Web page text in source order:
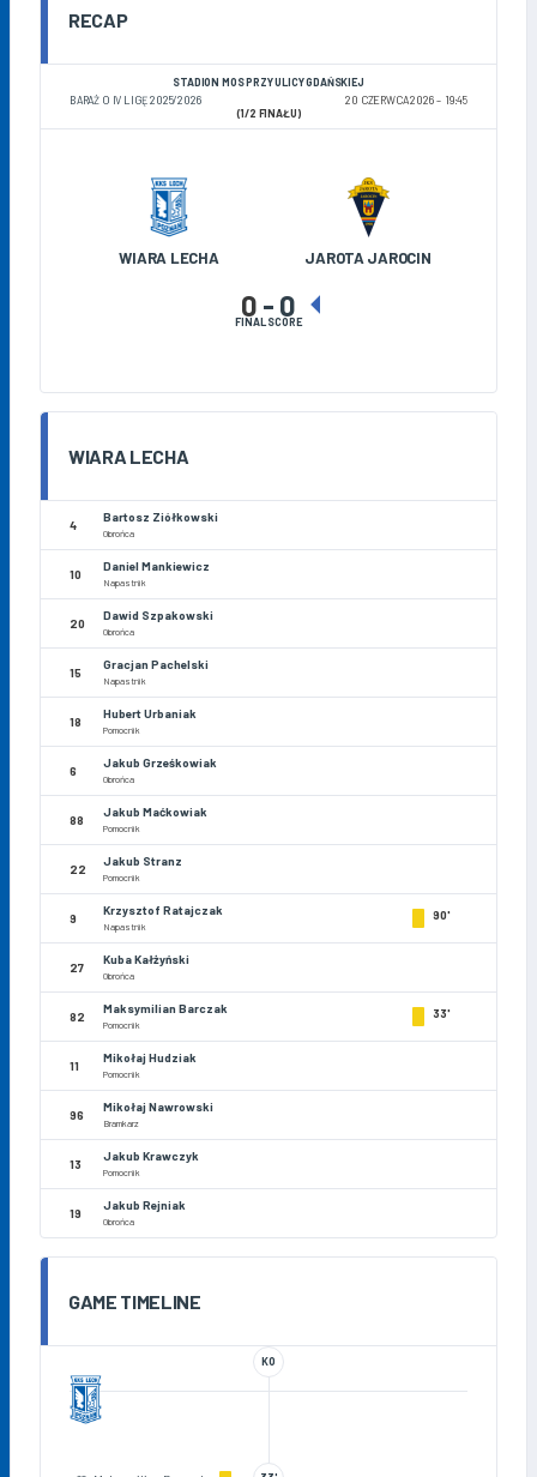
RECAP
BARAŻ O IV LIGĘ 2025/2026
STADION MOS PRZY ULICY GDAŃSKIEJ
20 CZERWCA 2026
19:45
(1/2 FINAŁU)
WIARA LECHA JAROTA JAROCIN
0 - 0
FINAL SCORE
WIARA LECHA
4
Bartosz Ziółkowski
Obrońca
10
Daniel Mankiewicz
Napastnik
20
Dawid Szpakowski
Obrońca
15
Gracjan Pachelski
Napastnik
18
Hubert Urbaniak
Pomocnik
6
Jakub Grześkowiak
Obrońca
88
Jakub Maćkowiak
Pomocnik
22
Jakub Stranz
Pomocnik
9
Krzysztof Ratajczak
Napastnik
90'
27
Kuba Kałżyński
Obrońca
82
Maksymilian Barczak
Pomocnik
33'
11
Mikołaj Hudziak
Pomocnik
96
Mikołaj Nawrowski
Bramkarz
13
Jakub Krawczyk
Pomocnik
19
Jakub Rejniak
Obrońca
GAME TIMELINE
KO